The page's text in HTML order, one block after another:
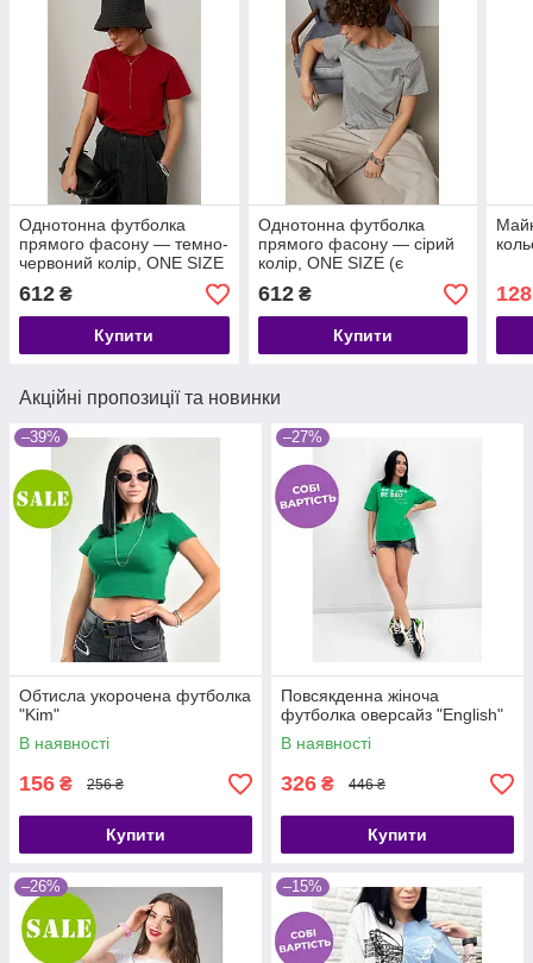
Однотонна футболка
прямого фасону — темно-
червоний колір, ONE SIZE
(є розміри)
612 ₴
Купити
Однотонна футболка
прямого фасону — сірий
колір, ONE SIZE (є
розміри)
612₴
Купити
128
Акційні пропозиції та новинки
–39%
Обтисла укорочена футболка
"Kim"
В наявності
156 ₴ 256 ₴
Купити
–27%
Повсякденна жіноча
футболка оверсайз "English"
В наявності
326 ₴ 446 ₴
Купити
–26% –15%